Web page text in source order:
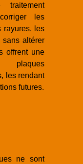
traitement
les
rayures, les
sans altérer
offrent une
les rendant
futures.
ne sont